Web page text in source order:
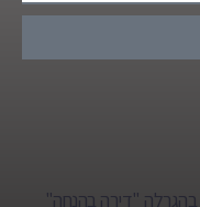
"דירה בהנחה"